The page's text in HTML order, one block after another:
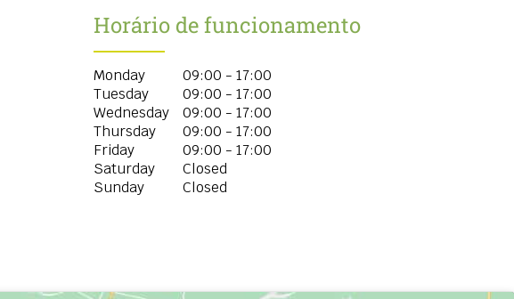
Horário de funcionamento
Monday
09:00 - 17:00
Tuesday
09:00 - 17:00
Wednesday
09:00 - 17:00
Thursday
09:00 - 17:00
Friday
09:00 - 17:00
Saturday
Closed
Sunday
Closed